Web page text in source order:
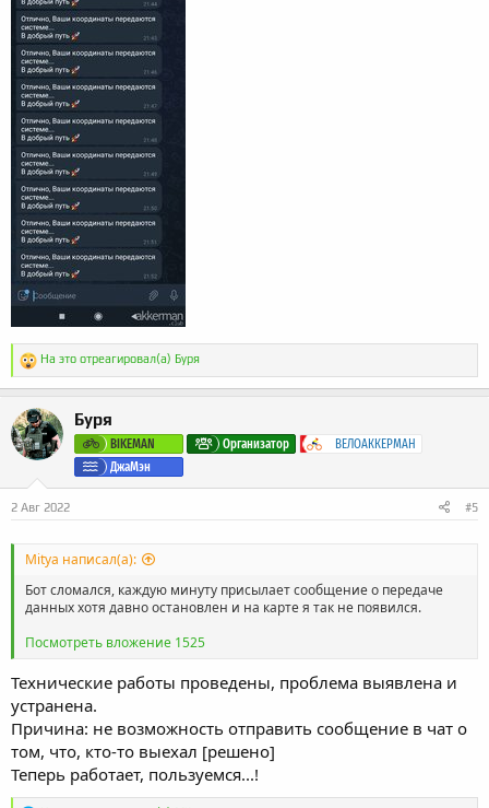
Р
а
к
ц
и
и
На это отреагировал(а) Буря
Буря
BIKEMAN Организатор
ВЕЛОАККЕРМАН
ДжаМэн
2 Авг 2022 #5
Mitya написал(а):
Бот сломался, каждую минуту присылает сообщение о передаче
данных хотя давно остановлен и на карте я так не появился.
Посмотреть вложение 1525
Технические работы проведены, проблема выявлена и
устранена.
Причина: не возможность отправить сообщение в чат о
том, что, кто-то выехал [решено]
Теперь работает, пользуемся...!